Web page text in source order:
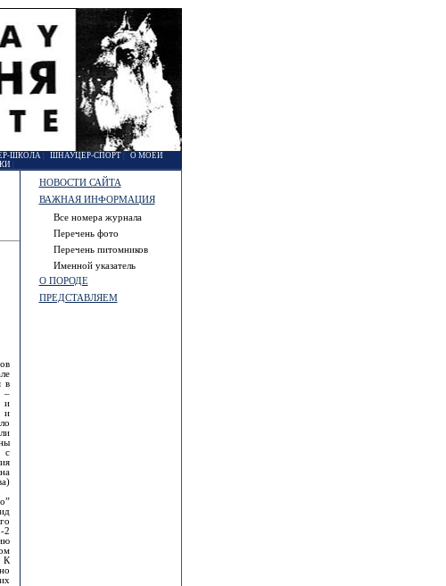
ШКОЛА| ШНАУЦЕР-СПОРТ|
О МОЕЙ
в
–
и
и
с
2
К
НОВОСТИ САЙТА
ВАЖНАЯ ИНФОРМАЦИЯ
Все номера журнала
Перечень фото
Перечень питомников
Именной указатель
О ПОРОДЕ
ПРЕДСТАВЛЯЕМ